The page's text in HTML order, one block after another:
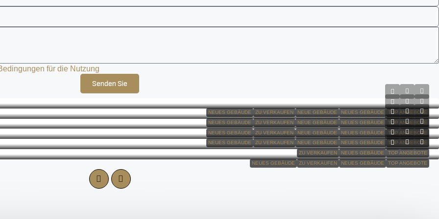
für die Nutzung
Senden Sie
NEUES GEBÄUDE ZU VERKAUFEN NEUE GEBÄUDE NEUES GEBÄUDE TOP ANGEBOTE
NEUES GEBÄUDE ZU VERKAUFEN NEUE GEBÄUDE NEUES GEBÄUDE TOP ANGEBOTE
NEUES GEBÄUDE ZU VERKAUFEN NEUE GEBÄUDE NEUES GEBÄUDE TOP ANGEBOTE
NEUES GEBÄUDE ZU VERKAUFEN NEUE GEBÄUDE NEUES GEBÄUDE TOP ANGEBOTE
ZU VERKAUFEN NEUES GEBÄUDE TOP ANGEBOTE
NEUES GEBÄUDE ZU VERKAUFEN NEUES GEBÄUDE TOP ANGEBOTE